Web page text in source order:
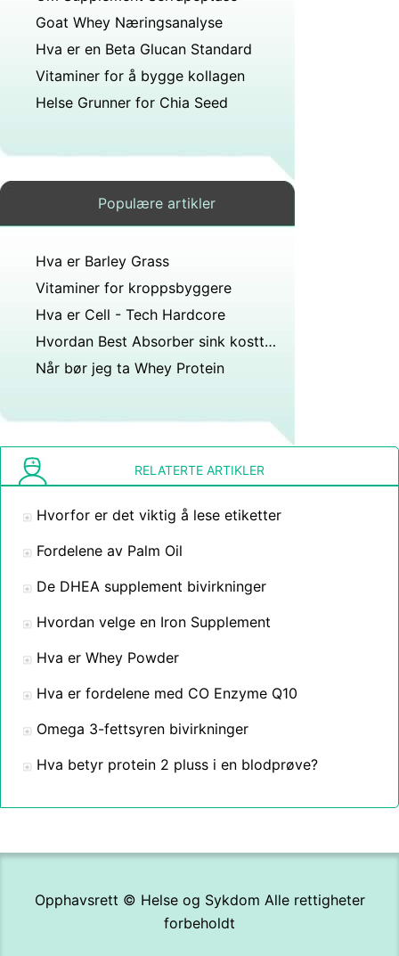
Goat Whey Næringsanalyse
Hva er en Beta Glucan Standard
Vitaminer for å bygge kollagen
Helse Grunner for Chia Seed
Populære artikler
Hva er Barley Grass
Vitaminer for kroppsbyggere
Hva er Cell - Tech Hardcore
Hvordan Best Absorber sink kosttilskudd
Når bør jeg ta Whey Protein
RELATERTE ARTIKLER
Hvorfor er det viktig å lese etiketter
Fordelene av Palm Oil
De DHEA supplement bivirkninger
Hvordan velge en Iron Supplement
Hva er Whey Powder
Hva er fordelene med CO Enzyme Q10
Omega 3-fettsyren bivirkninger
Hva betyr protein 2 pluss i en blodprøve?
Opphavsrett © Helse og Sykdom Alle rettigheter
forbeholdt